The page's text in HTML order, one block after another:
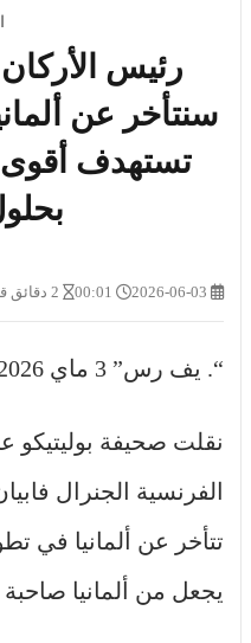
رئيس
سنتأخر عن
تستهدف
بحلول
“. يف رس” 3 ماي 2026
نقلت صحيفة بوليتيكو
الفرنسية الجنرال
تتأخر عن ألمانيا في
يجعل من ألمانيا